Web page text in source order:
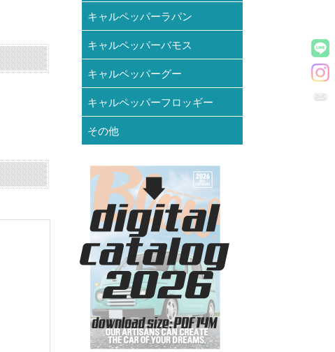
キャルペッパーラパン
キャルペッパーバモス
キャルペッパーグー
キャルペッパーフロッギー
その他